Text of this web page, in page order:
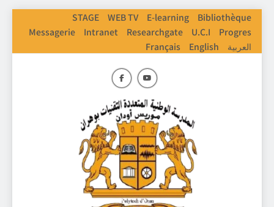
STAGE WEB TV E-learning
Bibliothèque
Messagerie
Intranet Researchgate U.C.I
Progres
Français
English العربية